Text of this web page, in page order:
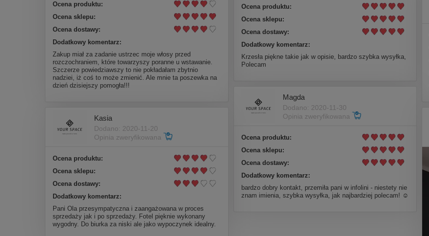
Ocena produktu:
Ocena sklepu:
Ocena dostawy:
Dodatkowy komentarz:
Krzesła piękne takie jak w opisie, bardzo szybka wysyłka,
Polecam
Ocena produktu:
Ocena sklepu:
Ocena dostawy:
Dodatkowy komentarz:
Zakup miał za zadanie ustrzec moje włosy przed
rozczochraniem, które towarzyszy poranne u wstawanie.
Szczerze powiedziawszy to nie pokładałam zbytnio
nadziei, iż coś to może zmienić. Ale mnie ta poszewka na
dzień dzisiejszy pomogła!!!
Magda
Dodano: 2020-11-30
Opinia zweryfikowana
Ocena produktu:
Ocena sklepu:
Ocena dostawy:
Dodatkowy komentarz:
bardzo dobry kontakt, przemiła pani w infolini - niestety nie
znam imienia, szybka wysyłka, jak najbardziej polecam! ☺️
Kasia
Dodano: 2020-11-20
Opinia zweryfikowana
Ocena produktu:
Ocena sklepu:
Ocena dostawy:
Dodatkowy komentarz:
Pani Ola przesympatyczna i zaangażowana w proces
sprzedaży jak i po sprzedaży. Fotel pięknie wykonany
wygodny. Do biurka za niski ale jako wypoczynek idealny.